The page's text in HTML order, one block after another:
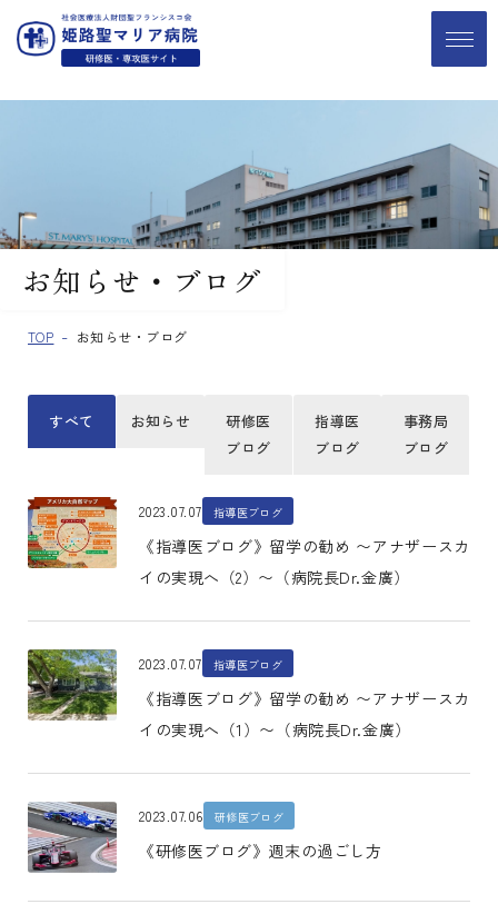
お知らせ・ブログ
TOP お知らせ・ブログ
すべて お知らせ
研修医
ブログ
指導医
ブログ
事務局
ブログ
2023.07.07 指導医ブログ
《指導医ブログ》留学の勧め 〜アナザースカ
イの実現へ（2）〜（病院長Dr.金廣）
2023.07.07 指導医ブログ
《指導医ブログ》留学の勧め 〜アナザースカ
イの実現へ（1）〜（病院長Dr.金廣）
2023.07.06 研修医ブログ
《研修医ブログ》週末の過ごし方